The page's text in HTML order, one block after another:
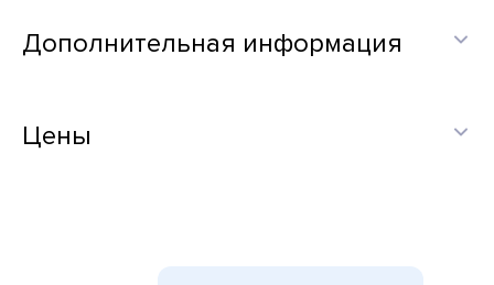
Дополнительная информация
Цены